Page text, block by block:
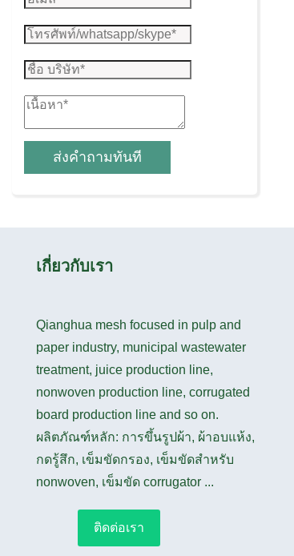
ส่งคำถามทันที
เกี่ยวกับเรา
Qianghua mesh focused in pulp and
paper industry, municipal wastewater
treatment, juice production line,
nonwoven production line, corrugated
board production line and so on.
ผลิตภัณฑ์หลัก: การขึ้นรูปผ้า, ผ้าอบแห้ง,
กดรู้สึก, เข็มขัดกรอง, เข็มขัดสำหรับ
nonwoven, เข็มขัด corrugator ...
ติดต่อเรา